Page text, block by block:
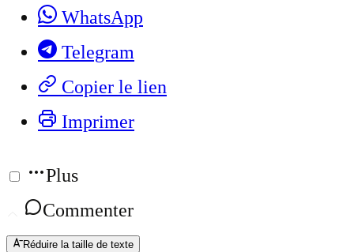
WhatsApp
Telegram
Copier le lien
Imprimer
Plus
Commenter
Réduire la taille de texte